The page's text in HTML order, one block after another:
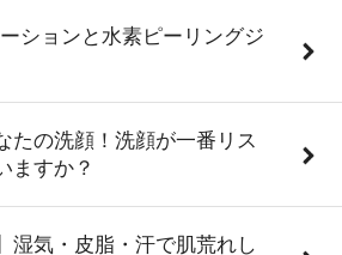
ーションと水素ピーリングジ
たの洗顔！洗顔が一番リス
ますか？
湿気・皮脂・汗で肌荒れし